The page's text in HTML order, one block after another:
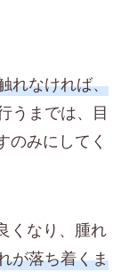
れなければ、
うまでは、目
のみにしてく
くなり、腫れ
が落ち着くま